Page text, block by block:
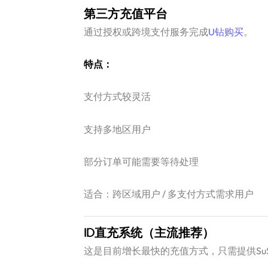
第三方充值平台
通过授权或跨境支付服务完成U钻购买。
特点：
支付方式较灵活
支持多地区用户
部分订单可能需要等待处理
适合：跨区域用户 / 多支付方式需求用户
ID直充系统（主流推荐）
这是目前增长最快的充值方式，只需提供